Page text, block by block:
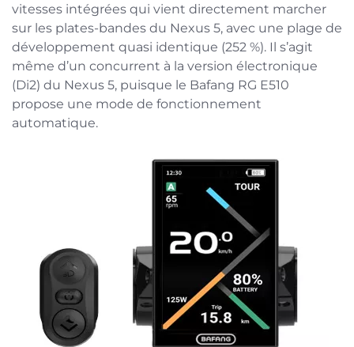
vitesses intégrées qui vient directement marcher
sur les plates-bandes du Nexus 5, avec une plage de
développement quasi identique (252 %). Il s’agit
même d’un concurrent à la version électronique
(Di2) du Nexus 5, puisque le Bafang RG E510
propose une mode de fonctionnement
automatique.